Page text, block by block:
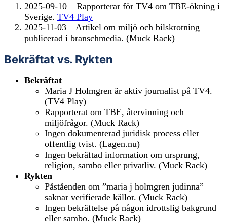
2025-09-10 – Rapporterar för TV4 om TBE-ökning i
Sverige. TV4 Play
2025-11-03 – Artikel om miljö och bilskrotning
publicerad i branschmedia. (Muck Rack)
Bekräftat vs. Rykten
Bekräftat
Maria J Holmgren är aktiv journalist på TV4.
(TV4 Play)
Rapporterat om TBE, återvinning och
miljöfrågor. (Muck Rack)
Ingen dokumenterad juridisk process eller
offentlig tvist. (Lagen.nu)
Ingen bekräftad information om ursprung,
religion, sambo eller privatliv. (Muck Rack)
Rykten
Påståenden om ”maria j holmgren judinna”
saknar verifierade källor. (Muck Rack)
Ingen bekräftelse på någon idrottslig bakgrund
eller sambo. (Muck Rack)